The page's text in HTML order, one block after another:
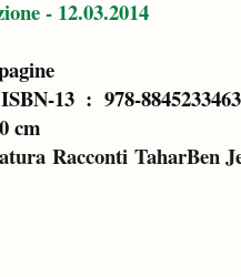
- 12.03.2014
ISBN-13 ‏ : ‎ 978-8845233463
cm
Racconti TaharBen